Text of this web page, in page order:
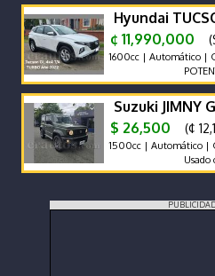
Hyundai
¢ 11,990,000
1600cc | Automático |
Suzuki JIMNY
$ 26,500
(¢
1500cc | Automático |
Usado